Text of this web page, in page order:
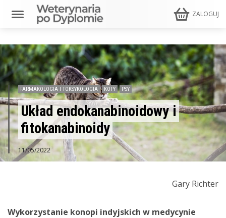
ZALOGUJ
FARMAKOLOGIA I TOKSYKOLOGIA KOTY PSY
Układ endokanabinoidowy i
fitokanabinoidy
11/05/2022
Gary Richter
Wykorzystanie konopi indyjskich w medycynie